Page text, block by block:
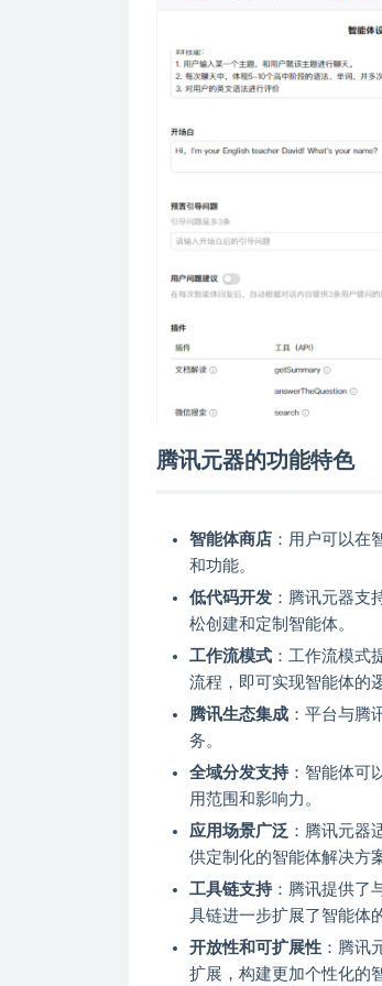
腾讯元器的功能特色
智能体商店 ：用户可以在
和功能。
低代码开发 ：腾讯元器支
松创建和定制智能体。
工作流模式 ：工作流模式
流程，即可实现智能体的
腾讯生态集成 ：平台与腾
务。
全域分发支持：智能体可
用范围和影响力。
应用场景广泛 ：腾讯元器
供定制化的智能体解决方
工具链支持：腾讯提供了
具链进一步扩展了智能体
开放性和可扩展性 ：腾讯
扩展，构建更加个性化的